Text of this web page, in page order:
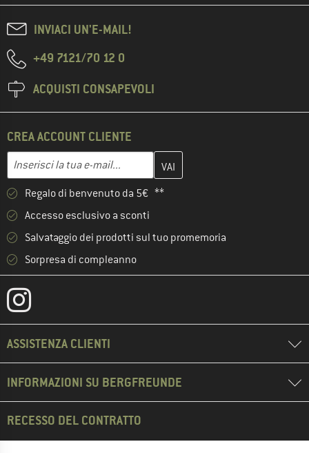
INVIACI UN'E-MAIL!
+49 7121/70 12 0
ACQUISTI CONSAPEVOLI
CREA ACCOUNT CLIENTE
Indirizzo e-mail
Inserisci qui il tuo indirizzo e-mail e crea il tuo account cliente
Regalo di benvenuto da 5€ **
Accesso esclusivo a sconti
Salvataggio dei prodotti sul tuo promemoria
Sorpresa di compleanno
ASSISTENZA CLIENTI
INFORMAZIONI SU BERGFREUNDE
RECESSO DEL CONTRATTO